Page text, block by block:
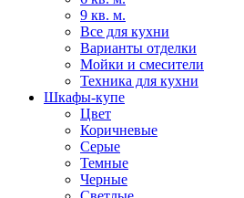
9 кв. м.
Все для кухни
Варианты отделки
Мойки и смесители
Техника для кухни
Шкафы-купе
Цвет
Коричневые
Серые
Темные
Черные